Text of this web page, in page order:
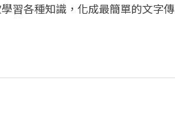
習各種知識，化成最簡單的文字傳